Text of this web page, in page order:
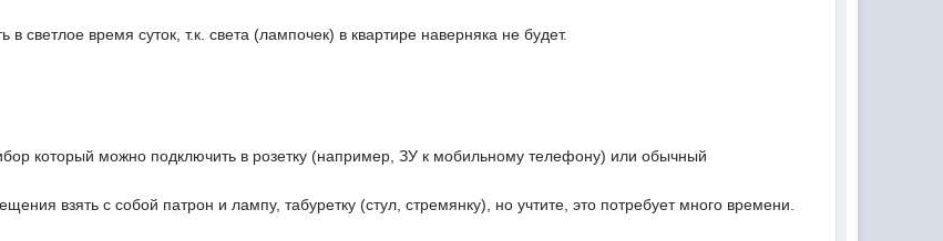
в светлое время суток, т.к. света (лампочек) в квартире наверняка не будет.
который можно подключить в розетку (например, ЗУ к мобильному телефону) или обычный
взять с собой патрон и лампу, табуретку (стул, стремянку), но учтите, это потребует много времени.